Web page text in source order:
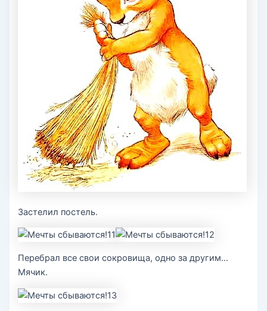
Застелил постель.
Перебрал все свои сокровища, одно за другим…
Мячик.